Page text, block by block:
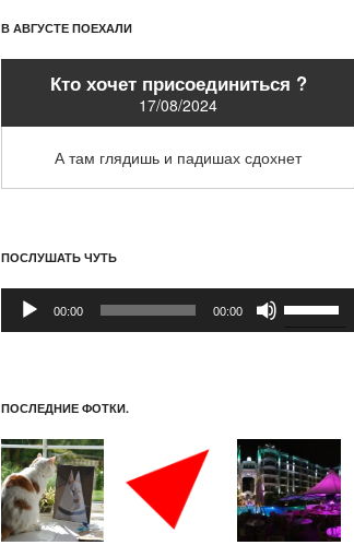
В АВГУСТЕ ПОЕХАЛИ
Кто хочет присоединиться ?
17/08/2024
А там глядишь и падишах сдохнет
ПОСЛУШАТЬ ЧУТЬ
Аудиоплеер
00:00 00:00
или
уменьшить
громкость.
ПОСЛЕДНИЕ ФОТКИ.